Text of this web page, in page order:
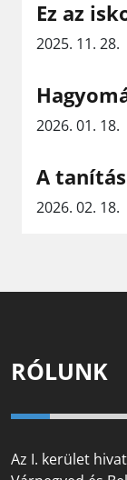
Ez az
2025. 11. 28.
2026. 01. 18.
A
2026. 02. 18.
RÓLUNK
Az I. kerület